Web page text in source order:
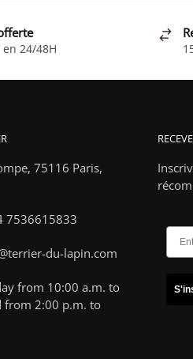
24/48H
75116 Paris,
7536615833
du-lapin.com
from 10:00 a.m. to
from 2:00 p.m. to